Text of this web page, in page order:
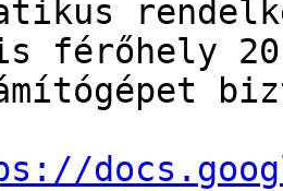
férőhely